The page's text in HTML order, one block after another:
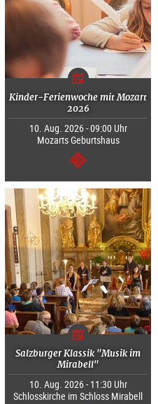
Kinder-Ferienwoche mit Mozart
2026
10. Aug. 2026 - 09:00 Uhr
Mozarts Geburtshaus
weiter
Salzburger Klassik "Musik im
Mirabell"
10. Aug. 2026 - 11:30 Uhr
Schlosskirche im Schloss Mirabell